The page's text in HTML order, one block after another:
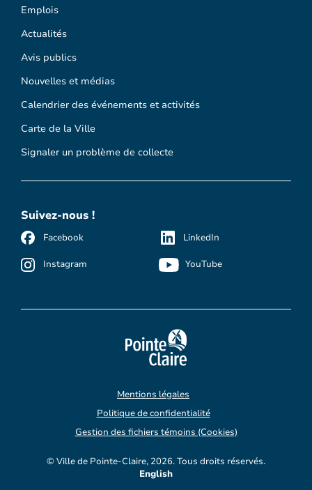
Emplois
Actualités
Avis publics
Nouvelles et médias
Calendrier des événements et activités
Carte de la Ville
Signaler un problème de collecte
Suivez-nous !
Facebook
Instagram
LinkedIn
YouTube
© Ville de Pointe-Claire, 2026. Tous droits réservés.
Mentions légales
Politique de confidentialité
Gestion des fichiers témoins (Cookies)
English